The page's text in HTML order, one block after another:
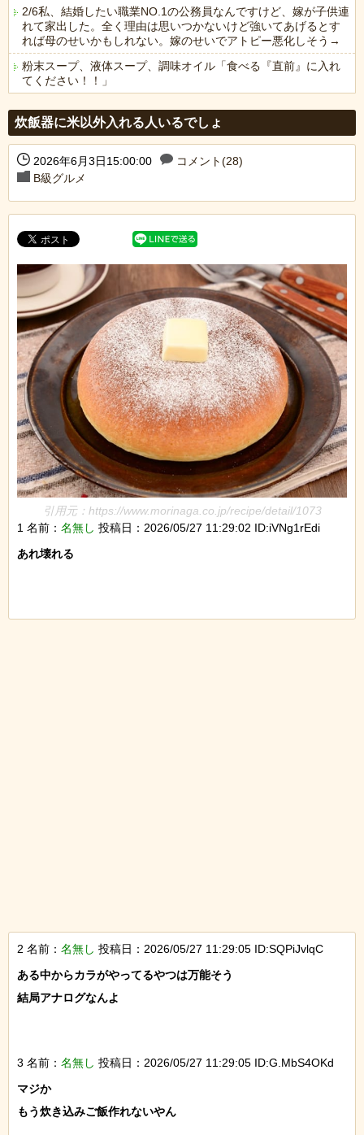
2/6私、結婚したい職業NO.1の公務員なんですけど、嫁が子供連
れて家出した。全く理由は思いつかないけど強いてあげるとす
れば母のせいかもしれない。嫁のせいでアトピー悪化しそう→
粉末スープ、液体スープ、調味オイル「食べる『直前』に入れ
てください！！」
炊飯器に米以外入れる人いるでしょ
2026年6月3日15:00:00
コメント(28)
B級グルメ
引用元：https://www.morinaga.co.jp/recipe/detail/1073
1 名前： 名無し 投稿日：2026/05/27 11:29:02 ID:iVNg1rEdi
あれ壊れる
2 名前： 名無し 投稿日：2026/05/27 11:29:05 ID:SQPiJvlqC
ある中からカラがやってるやつは万能そう
結局アナログなんよ
3 名前： 名無し 投稿日：2026/05/27 11:29:05 ID:G.MbS4OKd
マジか
もう炊き込みご飯作れないやん